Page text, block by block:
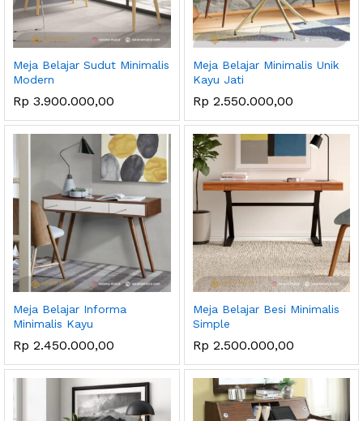
Meja Belajar Sudut Minimalis
Modern
Rp 3.900.000,00
Meja Belajar Minimalis Unik
Kayu Jati
Rp 2.550.000,00
Meja Belajar Informa
Minimalis Kayu
Rp 2.450.000,00
Meja Belajar Besi Minimalis
Simple
Rp 2.500.000,00